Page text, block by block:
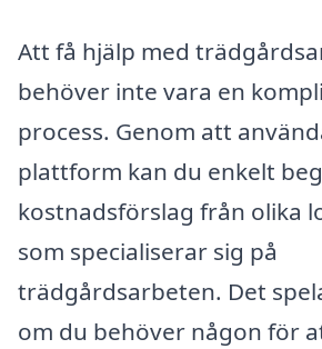
Att få hjälp med
behöver inte vara en
process. Genom att
plattform kan du enkelt
kostnadsförslag från olika
som specialiserar sig på
trädgårdsarbeten. Det
om du behöver någon för